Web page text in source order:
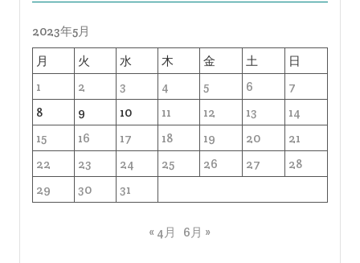
2023年5月
月
火 水 木 金 土
日
1
2 3 4 5 6
7
8
9 10 11 12 13
14
15
16 17 18 19 20
21
22
23 24 25 26 27
28
29
30 31
« 4月 6月 »